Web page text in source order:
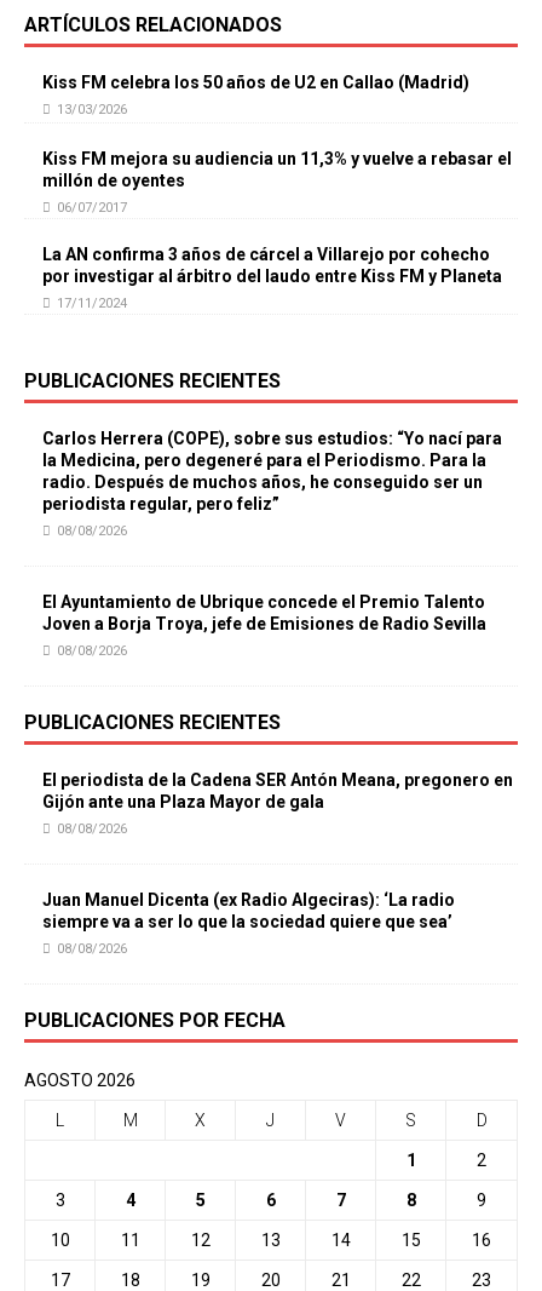
ARTÍCULOS RELACIONADOS
Kiss FM celebra los 50 años de U2 en Callao (Madrid)
13/03/2026
Kiss FM mejora su audiencia un 11,3% y vuelve a rebasar el
millón de oyentes
06/07/2017
La AN confirma 3 años de cárcel a Villarejo por cohecho
por investigar al árbitro del laudo entre Kiss FM y Planeta
17/11/2024
PUBLICACIONES RECIENTES
Carlos Herrera (COPE), sobre sus estudios: “Yo nací para
la Medicina, pero degeneré para el Periodismo. Para la
radio. Después de muchos años, he conseguido ser un
periodista regular, pero feliz”
08/08/2026
El Ayuntamiento de Ubrique concede el Premio Talento
Joven a Borja Troya, jefe de Emisiones de Radio Sevilla
08/08/2026
PUBLICACIONES RECIENTES
El periodista de la Cadena SER Antón Meana, pregonero en
Gijón ante una Plaza Mayor de gala
08/08/2026
Juan Manuel Dicenta (ex Radio Algeciras): ‘La radio
siempre va a ser lo que la sociedad quiere que sea’
08/08/2026
PUBLICACIONES POR FECHA
AGOSTO 2026
M X J V S D
1 2
3 4 5 6 7 8 9
10 11 12 13 14 15 16
17 18 19 20 21 22 23